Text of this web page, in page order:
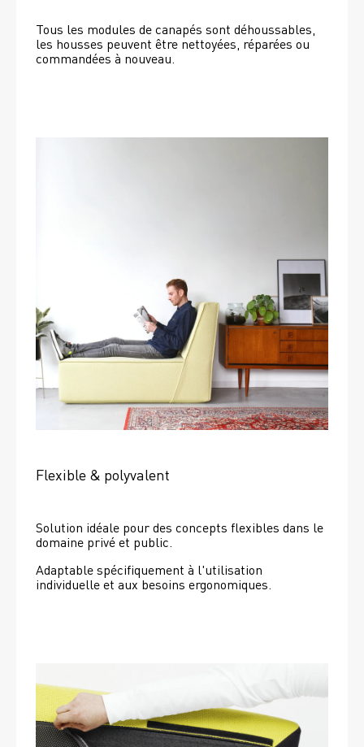
Tous les modules de canapés sont déhoussables,
les housses peuvent être nettoyées, réparées ou
commandées à nouveau.
Flexible & polyvalent
Solution idéale pour des concepts flexibles dans le
domaine privé et public.
Adaptable spécifiquement à l'utilisation
individuelle et aux besoins ergonomiques.